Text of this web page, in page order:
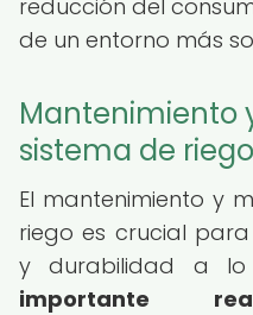
reducción del
de un entorno más
Mantenimiento
sistema de riego
El mantenimiento y
riego es crucial
y durabilidad a
importante